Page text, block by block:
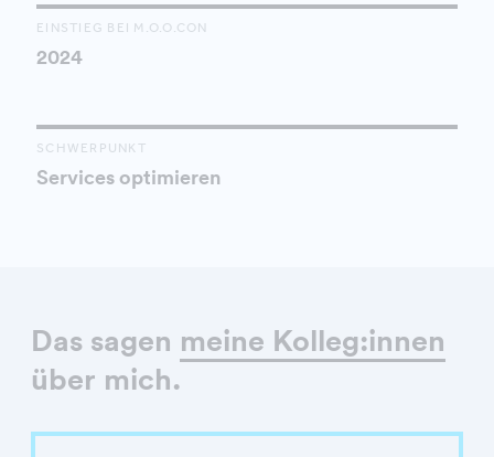
EINSTIEG BEI M.O.O.CON
2024
SCHWERPUNKT
Services optimieren
Das sagen meine Kolleg:innen
über mich.